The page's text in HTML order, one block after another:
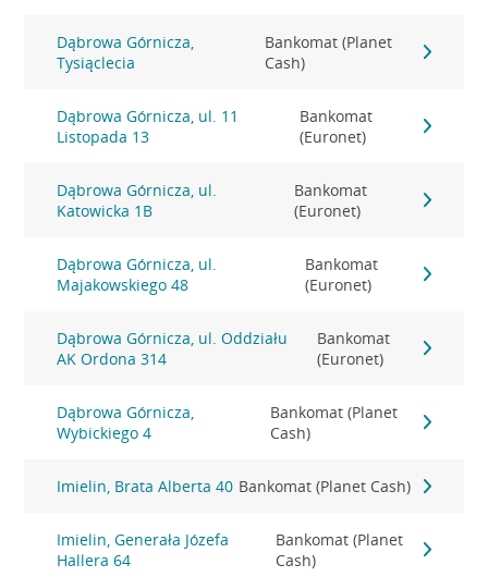
Dąbrowa Górnicza,
Tysiąclecia
Bankomat (Planet
Cash)
Dąbrowa Górnicza, ul. 11
Listopada 13
Bankomat
(Euronet)
Dąbrowa Górnicza, ul.
Katowicka 1B
Bankomat
(Euronet)
Dąbrowa Górnicza, ul.
Majakowskiego 48
Bankomat
(Euronet)
Dąbrowa Górnicza, ul. Oddziału
AK Ordona 314
Bankomat
(Euronet)
Dąbrowa Górnicza,
Wybickiego 4
Bankomat (Planet
Cash)
Imielin, Brata Alberta 40 Bankomat (Planet Cash)
Imielin, Generała Józefa
Hallera 64
Bankomat (Planet
Cash)